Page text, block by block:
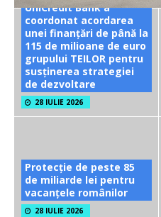
UniCredit Bank a
coordonat acordarea
unei finanțări de până la
115 de milioane de euro
grupului TEILOR pentru
susținerea strategiei
de dezvoltare
28 IULIE 2026
Protecție de peste 85
de miliarde lei pentru
vacanțele românilor
28 IULIE 2026